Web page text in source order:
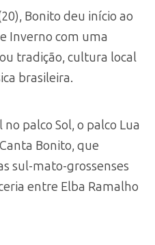
Bonito deu início ao
Inverno com uma
tradição, cultura local
brasileira.
palco Sol, o palco Lua
Bonito, que
sul-mato-grossenses
entre Elba Ramalho